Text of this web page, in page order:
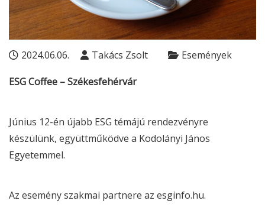
2024.06.06. Takács Zsolt Események
ESGCoffee – Székesfehérvár
Június 12-én újabb ESG témájú rendezvényre
készülünk, együttműködve a Kodolányi János
Egyetemmel.
Az esemény szakmai partnere az esginfo.hu.